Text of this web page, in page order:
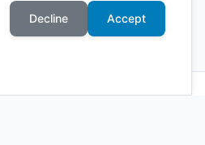
Entrada siguiente
Decline Accept